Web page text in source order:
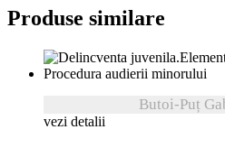
Produse similare
Butoi-Puț
vezi detalii